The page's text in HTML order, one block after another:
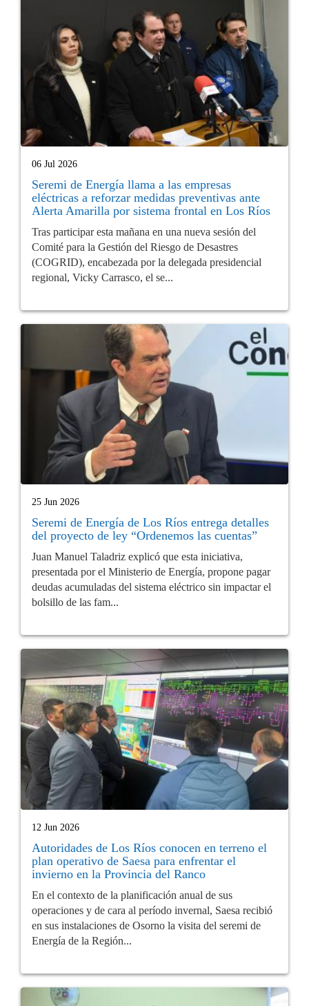
06 Jul 2026
Seremi de Energía llama a las empresas
eléctricas a reforzar medidas preventivas ante
Alerta Amarilla por sistema frontal en Los Ríos
Tras participar esta mañana en una nueva sesión del
Comité para la Gestión del Riesgo de Desastres
(COGRID), encabezada por la delegada presidencial
regional, Vicky Carrasco, el se...
25 Jun 2026
Seremi de Energía de Los Ríos entrega detalles
del proyecto de ley “Ordenemos las cuentas”
Juan Manuel Taladriz explicó que esta iniciativa,
presentada por el Ministerio de Energía, propone pagar
deudas acumuladas del sistema eléctrico sin impactar el
bolsillo de las fam...
12 Jun 2026
Autoridades de Los Ríos conocen en terreno el
plan operativo de Saesa para enfrentar el
invierno en la Provincia del Ranco
En el contexto de la planificación anual de sus
operaciones y de cara al período invernal, Saesa recibió
en sus instalaciones de Osorno la visita del seremi de
Energía de la Región...